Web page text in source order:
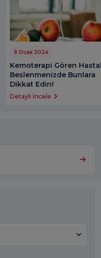
9 Ocak 2024
Kemoterapi Gören
Beslenmenizde Bunlara
Dikkat Edin!
Detaylı İncele